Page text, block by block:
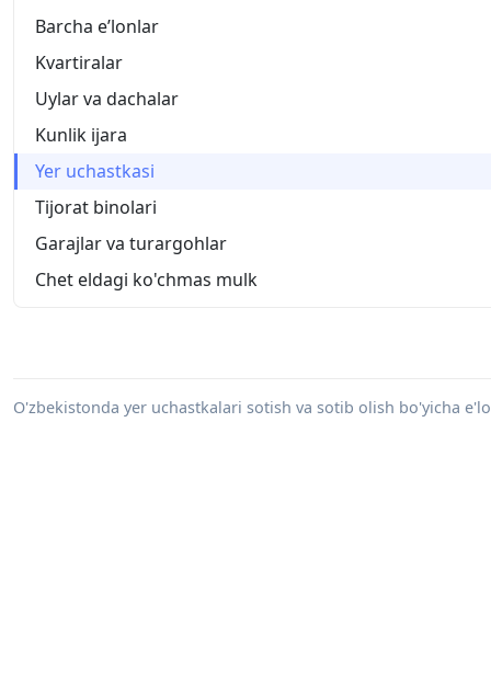
Barcha eʼlonlar
Kvartiralar
Uylar va dachalar
Kunlik ijara
Yer uchastkasi
Tijorat binolari
Garajlar va turargohlar
Chet eldagi ko'chmas mulk
O'zbekistonda yer uchastkalari sotish va sotib olish bo'yicha